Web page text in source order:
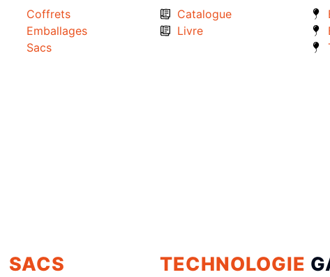
Coffrets
Emballages
Sacs
Catalogue
Livre
SACS TECHNOLOGIE